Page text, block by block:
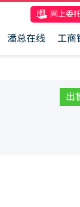
网上委
潘总在线 工商
出